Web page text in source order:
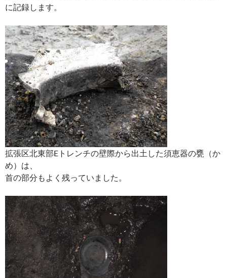
に記録します。
拡張区北東部Eトレンチの壁際から出土した須恵器の甕（か
め）は、
首の部分もよく残っていました。